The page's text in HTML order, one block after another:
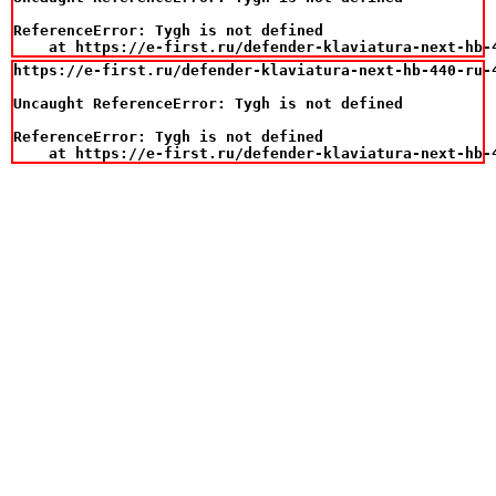
ReferenceError: Tygh is not defined
at https://e-first.ru/defender-klaviatura-next-
https://e-first.ru/defender-klaviatura-next-hb-440-ru-
Uncaught ReferenceError: Tygh is not defined
ReferenceError: Tygh is not defined
at https://e-first.ru/defender-klaviatura-next-